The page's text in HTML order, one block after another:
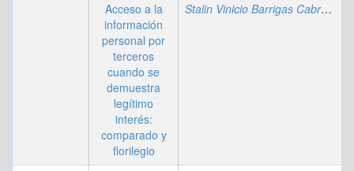
Acceso a la
información
personal por
terceros
cuando se
demuestra
legítimo
interés:
comparado y
florilegio
Stalin Vinicio Barrigas Cabrera